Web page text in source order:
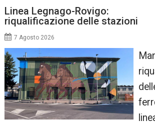
Linea Legnago-Rovigo:
riqualificazione delle stazioni
7 Agosto 2026